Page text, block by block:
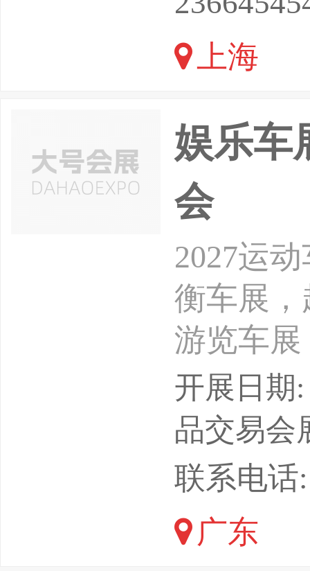
IBE）深
上海
娱乐车
会
2027运
衡车展
游览车
会，休
休闲自行
会时间：
信同）
开展日期
品交易会
联系电话:
广东